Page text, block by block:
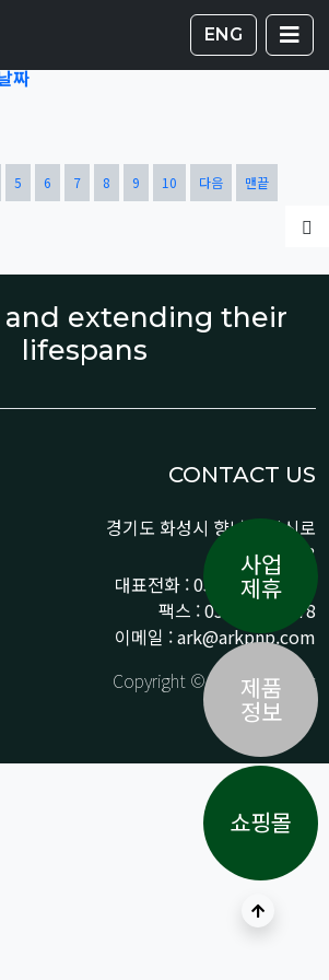
ENG 게시판
짜
열린
페이지
지5페이지6
페이지7
페이지8
페이지9
페이지10
페이지 다음 맨끝
and extending their
lifespans
CONTACT US
경기도 화성시 향남읍 상신로
290-13
대표전화 : 031-359-9776 /
팩스 : 031-359-9778
이메일 : ark@arkpnp.com
Copyright © ARK All Rights
Reserved.
상단으로
사업
제휴
제품
정보
쇼핑몰